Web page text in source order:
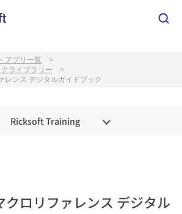
アプリ一覧
ライブラリー
レンス デジタルガイドブック
Ricksoft Training
ロリファレンス デジタル